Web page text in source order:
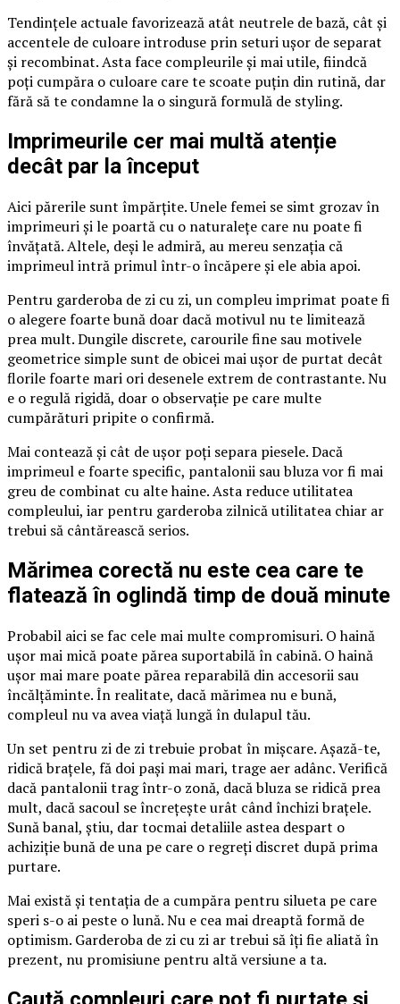
Tendințele actuale favorizează atât neutrele de bază, cât și
accentele de culoare introduse prin seturi ușor de separat
și recombinat. Asta face compleurile și mai utile, fiindcă
poți cumpăra o culoare care te scoate puțin din rutină, dar
fără să te condamne la o singură formulă de styling.
Imprimeurile cer mai multă atenție
decât par la început
Aici părerile sunt împărțite. Unele femei se simt grozav în
imprimeuri și le poartă cu o naturalețe care nu poate fi
învățată. Altele, deși le admiră, au mereu senzația că
imprimeul intră primul într-o încăpere și ele abia apoi.
Pentru garderoba de zi cu zi, un compleu imprimat poate fi
o alegere foarte bună doar dacă motivul nu te limitează
prea mult. Dungile discrete, carourile fine sau motivele
geometrice simple sunt de obicei mai ușor de purtat decât
florile foarte mari ori desenele extrem de contrastante. Nu
e o regulă rigidă, doar o observație pe care multe
cumpărături pripite o confirmă.
Mai contează și cât de ușor poți separa piesele. Dacă
imprimeul e foarte specific, pantalonii sau bluza vor fi mai
greu de combinat cu alte haine. Asta reduce utilitatea
compleului, iar pentru garderoba zilnică utilitatea chiar ar
trebui să cântărească serios.
Mărimea corectă nu este cea care te
flatează în oglindă timp de două minute
Probabil aici se fac cele mai multe compromisuri. O haină
ușor mai mică poate părea suportabilă în cabină. O haină
ușor mai mare poate părea reparabilă din accesorii sau
încălțăminte. În realitate, dacă mărimea nu e bună,
compleul nu va avea viață lungă în dulapul tău.
Un set pentru zi de zi trebuie probat în mișcare. Așază-te,
ridică brațele, fă doi pași mai mari, trage aer adânc. Verifică
dacă pantalonii trag într-o zonă, dacă bluza se ridică prea
mult, dacă sacoul se încrețește urât când închizi brațele.
Sună banal, știu, dar tocmai detaliile astea despart o
achiziție bună de una pe care o regreți discret după prima
purtare.
Mai există și tentația de a cumpăra pentru silueta pe care
speri s-o ai peste o lună. Nu e cea mai dreaptă formă de
optimism. Garderoba de zi cu zi ar trebui să îți fie aliată în
prezent, nu promisiune pentru altă versiune a ta.